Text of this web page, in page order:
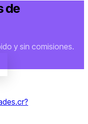
de
y sin comisiones.